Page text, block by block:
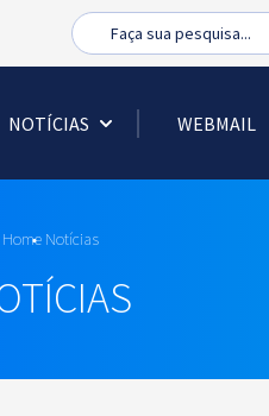
Busca
NOTÍCIAS WEBMAIL
Home Notícias